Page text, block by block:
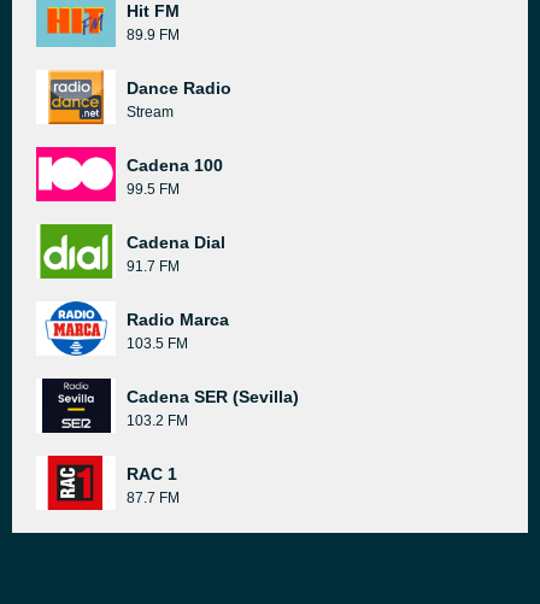
Hit FM
89.9 FM
Dance Radio
Stream
Cadena 100
99.5 FM
Cadena Dial
91.7 FM
Radio Marca
103.5 FM
Cadena SER (Sevilla)
103.2 FM
RAC 1
87.7 FM